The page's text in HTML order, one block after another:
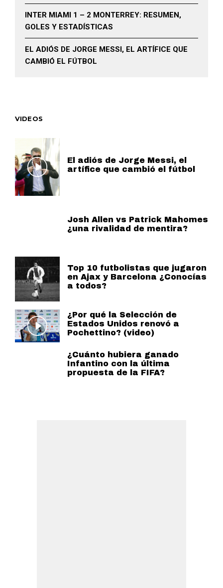
INTER MIAMI 1 – 2 MONTERREY: RESUMEN,
GOLES Y ESTADÍSTICAS
EL ADIÓS DE JORGE MESSI, EL ARTÍFICE QUE
CAMBIÓ EL FÚTBOL
VIDEOS
El adiós de Jorge Messi, el
artífice que cambió el fútbol
Josh Allen vs Patrick Mahomes
¿una rivalidad de mentira?
Top 10 futbolistas que jugaron
en Ajax y Barcelona ¿Conocías
a todos?
¿Por qué la Selección de
Estados Unidos renovó a
Pochettino? (video)
¿Cuánto hubiera ganado
Infantino con la última
propuesta de la FIFA?